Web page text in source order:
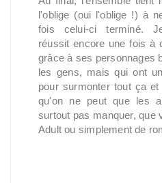
l'oblige (oui l'oblige !) à
fois celui-ci terminé.
réussit encore une fois
grâce à ses personnages
les gens, mais qui ont
pour surmonter tout ça
qu'on ne peut que les
surtout pas manquer, que
Adult ou simplement de